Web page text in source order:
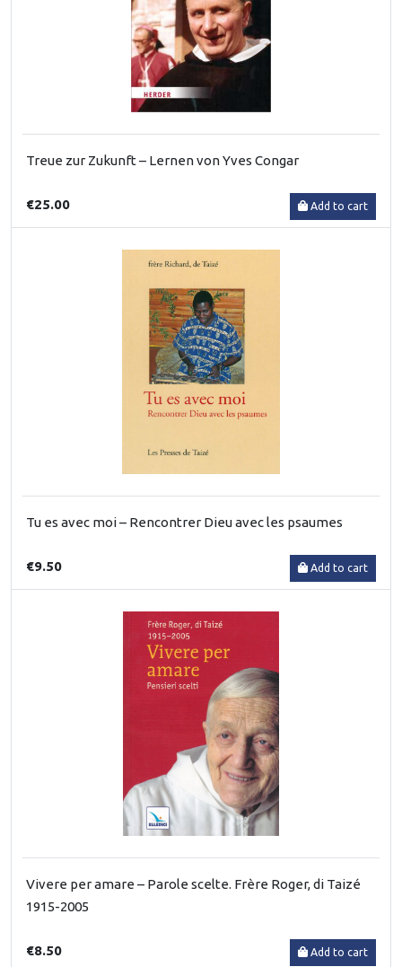
Treue zur Zukunft – Lernen von Yves Congar
€25.00 Add to cart
Tu es avec moi – Rencontrer Dieu avec les psaumes
€9.50 Add to cart
Vivere per amare – Parole scelte. Frère Roger, di Taizé
1915-2005
€8.50 Add to cart